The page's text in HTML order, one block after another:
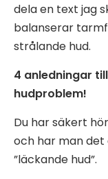
dela en text jag
balanserar
strålande hud.
4 anledningar
hudproblem!
Du har säkert
och har man
”läckande hud”.